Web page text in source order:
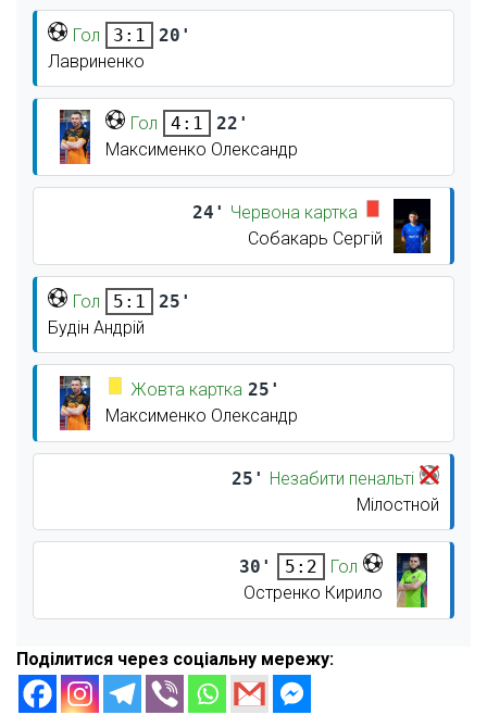
Гол 3:1
20'
Лавриненко
Гол 4:1
22'
Максименко Олександр
24' Червона картка
Собакарь Сергій
Гол 5:1
25'
Будін Андрій
Жовта картка 25'
Максименко Олександр
25' Незабити пенальті
Мілостной
30' 5:2
Гол
Остренко Кирило
Поділитися через соціальну мережу: